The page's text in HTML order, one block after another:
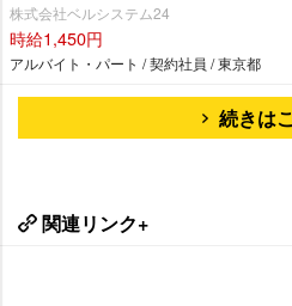
株式会社ベルシステム24
時給1,450円
アルバイト・パート / 契約社員 / 東京都
続きは
関連リンク+